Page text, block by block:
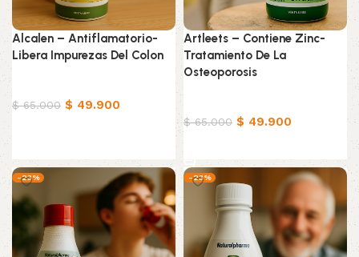
Alcalen – Antiflamatorio-
Libera Impurezas Del Colon
$65.000 $ 49.900
Artleets – Contiene Zinc-
Tratamiento De La
Osteoporosis
$65.000 $ 49.900
-23% -23%